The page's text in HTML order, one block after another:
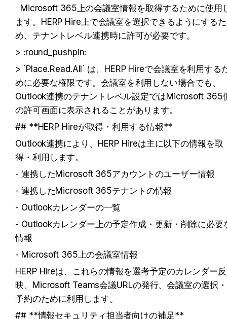
ます。HERP Hire上で会議室を選択できるようにするた
め、テナントレベル連携時に許可が必要です。
> :round_pushpin:
> `Place.Read.All` は、HERP Hireで会議室を利用する
めに必要な権限です。会議室を利用しない場合でも、
Outlook連携のテナントレベル設定ではMicrosoft 365
の許可画面に表示されることがあります。
## **HERP Hireが取得・利用する情報**
Outlook連携により、HERP Hireは主に以下の情報を取
得・利用します。
- 連携したMicrosoft 365アカウントのユーザー情報
- 連携したMicrosoft 365テナントの情報
- Outlookカレンダーの一覧
- Outlookカレンダー上の予定作成・更新・削除に必要
情報
- Microsoft 365上の会議室情報
HERP Hireは、これらの情報を選考予定のカレンダー反
映、Microsoft Teams会議URLの発行、会議室の選択・
予約のために利用します。
## **情報セキュリティ担当者向けの補足**